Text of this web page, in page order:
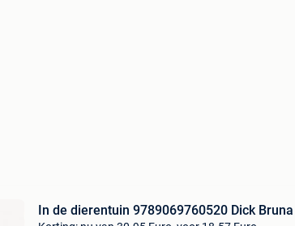
In de dierentuin 9789069760520 Dick Bruna